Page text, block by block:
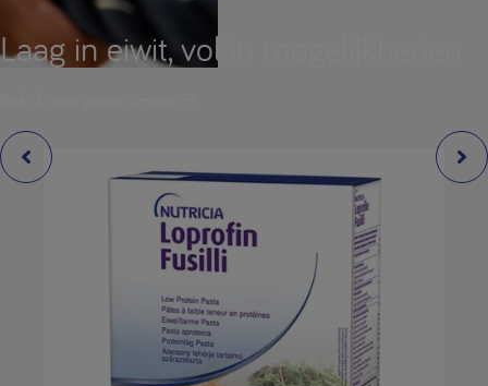
Laag in eiwit, vol in mogelijkheden